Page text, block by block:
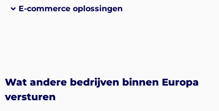
E-commerce oplossingen
Wat andere bedrijven binnen Europa
versturen